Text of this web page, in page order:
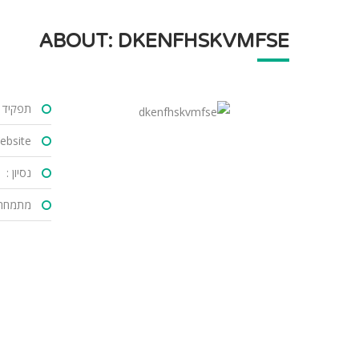
ABOUT: DKENFHSKVMFSE
תפקיד
:
נסיון :